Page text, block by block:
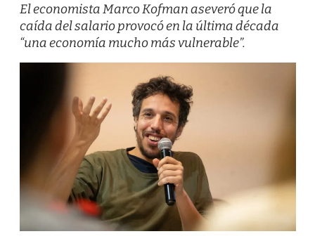
El economista Marco Kofman aseveró que la
caída del salario provocó en la última década
“una economía mucho más vulnerable”.